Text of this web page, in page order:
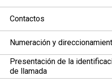
Contactos
Numeración y
Presentación de la
de llamada